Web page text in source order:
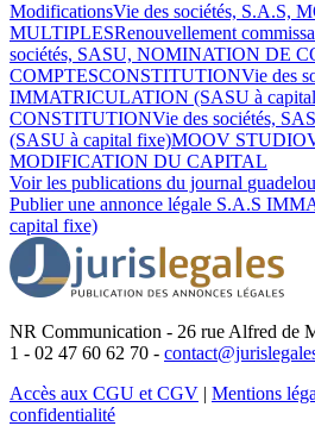
ModificationsVie des sociétés, S.A.S,
MULTIPLESRenouvellement
sociétés, SASU, NOMINATION DE
COMPTESCONSTITUTIONVie des
IMMATRICULATION (SASU à
CONSTITUTIONVie des sociétés,
(SASU à capital fixe)MOOV STUDIO
MODIFICATION DU CAPITAL
Voir les publications du journal
Publier une annonce légale S.A.S
capital fixe)
NR Communication - 26 rue Alfred de
1 - 02 47 60 62 70 -
Accès aux CGU et CGV | Mentions
confidentialité